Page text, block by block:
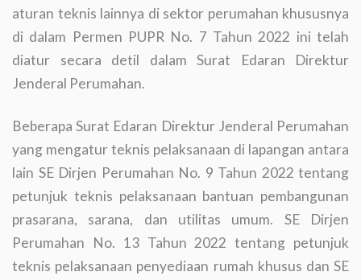
aturan teknis lainnya di sektor perumahan khususnya
di dalam Permen PUPR No. 7 Tahun 2022 ini telah
diatur secara detil dalam Surat Edaran Direktur
Jenderal Perumahan.
Beberapa Surat Edaran Direktur Jenderal Perumahan
yang mengatur teknis pelaksanaan di lapangan antara
lain SE Dirjen Perumahan No. 9 Tahun 2022 tentang
petunjuk teknis pelaksanaan bantuan pembangunan
prasarana, sarana, dan utilitas umum. SE Dirjen
Perumahan No. 13 Tahun 2022 tentang petunjuk
teknis pelaksanaan penyediaan rumah khusus dan SE